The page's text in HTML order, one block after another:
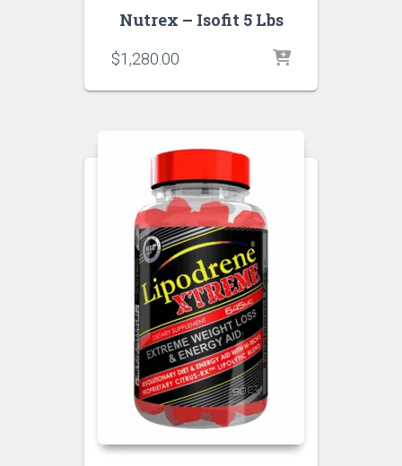
Nutrex – Isofit 5 Lbs
$1,280.00